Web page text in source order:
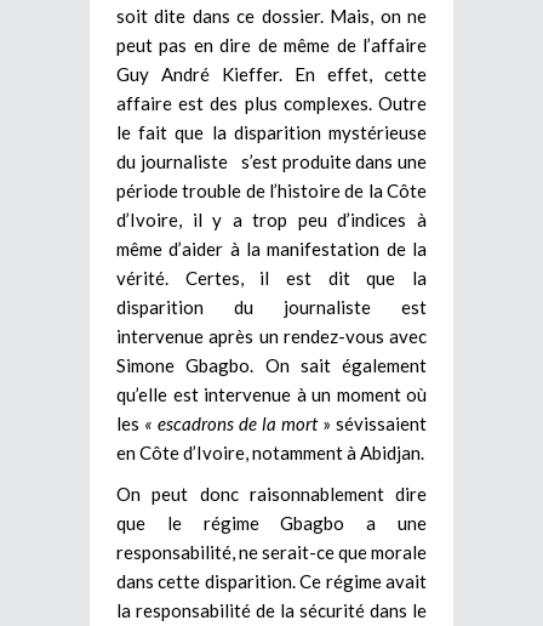
soit dite dans ce dossier. Mais, on ne
peut pas en dire de même de l’affaire
Guy André Kieffer. En effet, cette
affaire est des plus complexes. Outre
le fait que la disparition mystérieuse
du journaliste s’est produite dans une
période trouble de l’histoire de la Côte
d’Ivoire, il y a trop peu d’indices à
même d’aider à la manifestation de la
vérité. Certes, il est dit que la
disparition du journaliste est
intervenue après un rendez-vous avec
Simone Gbagbo. On sait également
qu’elle est intervenue à un moment où
les « escadrons de la mort» sévissaient
en Côte d’Ivoire, notamment à Abidjan.
On peut donc raisonnablement dire
que le régime Gbagbo a une
responsabilité, ne serait-ce que morale
dans cette disparition. Ce régime avait
la responsabilité de la sécurité dans le